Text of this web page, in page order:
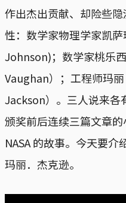
作出杰出贡献、却险些
性：数学家物理学家凯
Johnson)；数学家桃乐
Vaughan）；工程师玛
Jackson）。三人说来各
颁奖前后连续三篇文章
NASA 的故事。今天要介
玛丽．杰克逊。